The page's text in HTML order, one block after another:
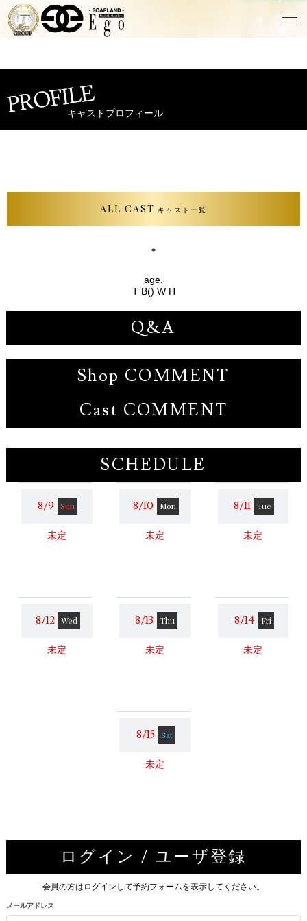
PROFILEキャストプロフィール
ALL CAST キャスト一覧
age.
T B() W H
Q&A
Shop COMMENT
Cast COMMENT
SCHEDULE
8/9 Sun
未定
8/10 Mon
未定
8/11 Tue
未定
8/12 Wed
未定
8/13 Thu
未定
8/14 Fri
未定
8/15 Sat
未定
ログイン / ユーザ登録
会員の方はログインして予約フォームを表示してください。
メールアドレス